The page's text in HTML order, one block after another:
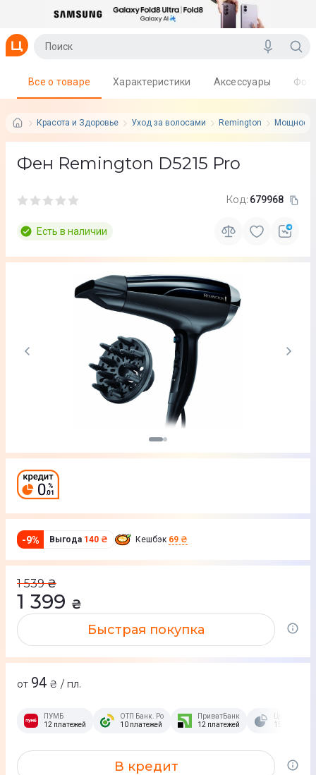
Красота и Здоровье Уход за волосами Remington
Все о товаре Характеристики Аксессуары
Фен Remington D5215 Pro
Код: 679968
Есть в наличии
-9% Выгода 140 ₴ Кешбэк 69 ₴
1 539 ₴
1 399 ₴
Быстрая покупка
от 94 ₴ / пл.
ПУМБ
12 платежей
ОТП Банк. Розстрочка Скибочка.
10 платежей
ПриватБанк
12 платежей
15 платежей
В кредит